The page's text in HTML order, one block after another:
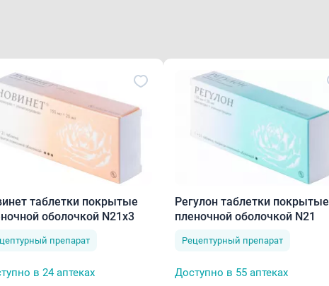
таблетки покрытые
оболочкой N21х3
препарат
в 24 аптеках
Регулон таблетки покрытые
пленочной оболочкой N21
Рецептурный препарат
Доступно в 55 аптеках